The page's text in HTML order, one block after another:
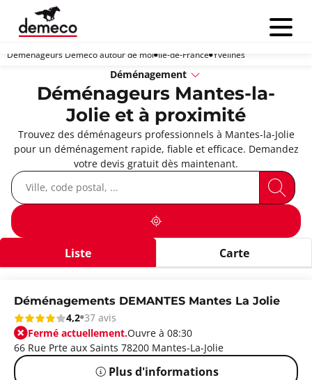
Menu
Déménageurs Demeco autour de moi Île-de-France Yvelines
Déménagement
Déménageurs Mantes-la-
Jolie et à proximité
Trouvez des déménageurs professionnels à Mantes-la-Jolie
pour un déménagement rapide, fiable et efficace. Demandez
votre devis gratuit dès maintenant.
Liste Carte
Déménagements DEMANTES Mantes La Jolie
4,2 37 avis
Fermé actuellement.Ouvre à 08:30
66 Rue Prte aux Saints 78200 Mantes-La-Jolie
Plus d'informations